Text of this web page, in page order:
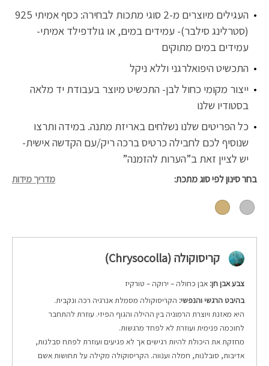
העגילים מיוצרים מ-2 סוגי מתכות לבחירה: כסף אמיתי 925
(סטרלינג סילבר)- עמידים במים, או גולדפילד אמיתי-
עמידים במים מתוקים
התכשיט היפואלרגני וללא ניקל
ייצור מקומי כחול לבן- התכשיט מיוצר בעבודת יד מלאה
בסטודיו שלנו
כל הפריטים שלנו נשלחים באריזת מתנה. במידה ותרצו
שנוסיף לכם לחבילה כרטיס ברכה ריק/עם הקדשה אישית-
יש לציין זאת ב”הערות להזמנה”
בחר סינון לפי סוג מתכת מדריך מידות
קריסוקולה (Chrysocolla)
צבע אבן חן: אבן כחולה – ירוקה – טורקיז
בהיבט הרגשי והנפשי: הקריסוקולה מסמלת אנרגיה רכה ונקבית.
היא מאזנת ויוצרת הרמוניה בין ההילה והגוף הפיזי. עוזרת להתחבר
לחוכמה פנימית ועוזרת לא לפחד מרגשות.
מחזקת את היכולת להיות רגישים אך לא פגיעים ועוזרת לפתח סבלנות,
אדיבות, סובלנות, חמלה וענווה. הקריסוקולה מקילה על תחושות אשם